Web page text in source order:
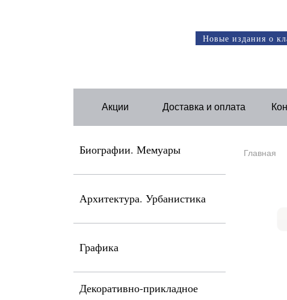
Новые издания о
Акции Доставка и оплата
Биографии. Мемуары
Архитектура. Урбанистика
Графика
Декоративно-прикладное
Главная